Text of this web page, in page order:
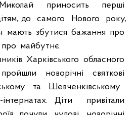
приносить
перші
до самого Нового
року,
мають збутися бажання про
про майбутнє.
Харківського обласного
пройшли новорічні
святкові
та
Шевченківському
Діти
привітали